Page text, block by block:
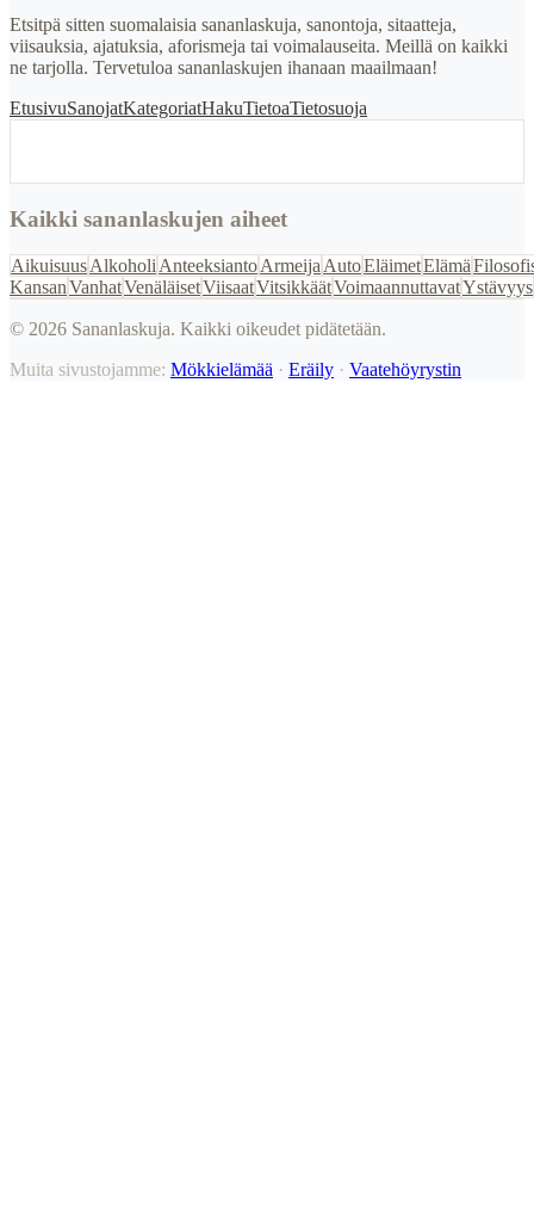
Etsitpä sitten suomalaisia sananlaskuja, sanontoja, sitaatteja,
viisauksia, ajatuksia, aforismeja tai voimalauseita. Meillä on kaikki
ne tarjolla. Tervetuloa sananlaskujen ihanaan maailmaan!
EtusivuSanojatKategoriatHakuTietoaTietosuoja
Kaikki sananlaskujen aiheet
AikuisuusAlkoholi AnteeksiantoArmeija AutoEläimetElämä
KansanVanhatVenäläisetViisaatVitsikkäätVoimaannuttavatYstävyys
© 2026 Sananlaskuja. Kaikki oikeudet pidätetään.
Muita sivustojamme: Mökkielämää · Eräily · Vaatehöyrystin